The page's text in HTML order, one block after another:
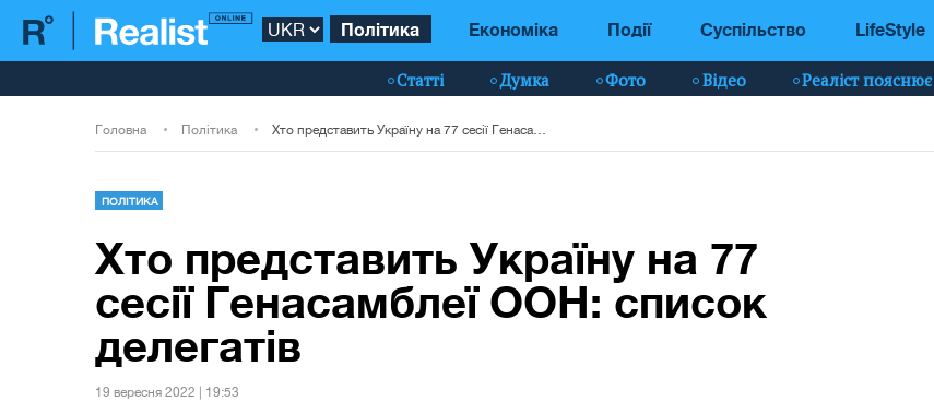
Політика Економіка Події Суспільство LifeStyle
Статті Думка Фото Відео Реаліст пояснює
Головна Політика
ПОЛІТИКА
Хто представить Україну на 77
сесії Генасамблеї ООН: список
делегатів
19 вересня 2022 | 19:53